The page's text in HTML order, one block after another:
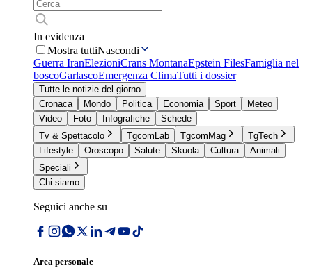
In evidenza
Mostra tuttiNascondi
Guerra IranElezioniCrans MontanaEpstein FilesFamiglia nel
boscoGarlascoEmergenza ClimaTutti i dossier
Tutte le notizie del giorno
Cronaca
Mondo Politica Economia Sport
Meteo
Video
Foto Infografiche
Schede
Tv & Spettacolo
TgcomLab TgcomMag
TgTech
Lifestyle
Oroscopo Salute Skuola Cultura
Animali
Speciali
Chi siamo
Seguici anche su
Area personale